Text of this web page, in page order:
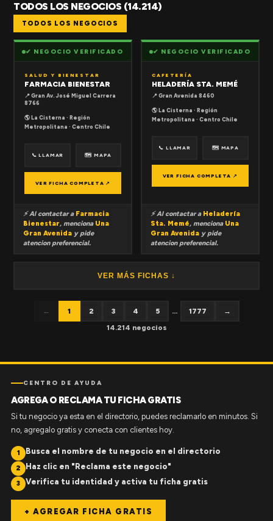
TODOS LOS NEGOCIOS (14.214)
TODOS LOS NEGOCIOS
✔ NEGOCIO VERIFICADO
SALUD Y BIENESTAR
FARMACIA BIENESTAR
📍 Gran Av. José Miguel Carrera
8766
🌎 La Cisterna · Región
Metropolitana · Centro Chile
📞 LLAMAR 🗺 MAPA
VER FICHA COMPLETA ↗
⚡ Al contactar a Farmacia
Bienestar, menciona Una
Gran Avenida y pide
atencion preferencial.
✔ NEGOCIO VERIFICADO
CAFETERÍA
HELADERÍA STA. MEMÉ
📍 Gran Avenida 8460
🌎 La Cisterna · Región
Metropolitana · Centro Chile
📞 LLAMAR 🗺 MAPA
VER FICHA COMPLETA ↗
⚡ Al contactar a Heladería
Sta. Memé, menciona Una
Gran Avenida y pide
atencion preferencial.
VER MÁS FICHAS ↓
← 1 2 3 4 5 ... 1777
→
14.214 negocios
CENTRO DE AYUDA
AGREGA O RECLAMA TU FICHA GRATIS
Si tu negocio ya esta en el directorio, puedes reclamarlo en minutos. Si
no, agregalo gratis y conecta con clientes hoy.
1 Busca el nombre de tu negocio en el directorio
2 Haz clic en "Reclama este negocio"
3 Verifica tu identidad y activa tu ficha gratis
+ AGREGAR FICHA GRATIS